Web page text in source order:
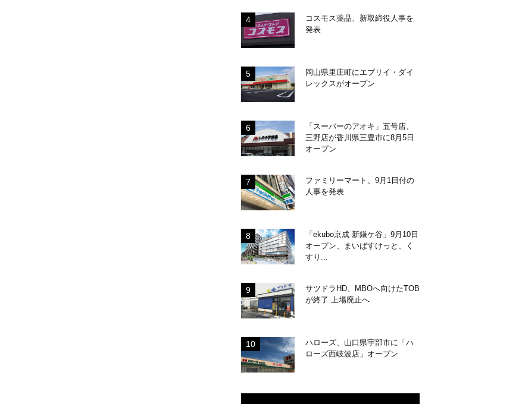
コスモス薬品、新取締役人事を
発表
岡山県里庄町にエブリイ・ダイ
レックスがオープン
「スーパーのアオキ」五号店、
三野店が香川県三豊市に8月5日
オープン
ファミリーマート、9月1日付の
人事を発表
「ekubo京成 新鎌ケ谷」9月10日
オープン、まいばすけっと、く
すり...
サツドラHD、MBOへ向けたTOB
が終了 上場廃止へ
ハローズ、山口県宇部市に「ハ
ローズ西岐波店」オープン